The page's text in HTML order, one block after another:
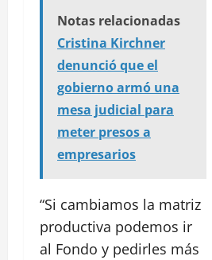
Notas relacionadas
Cristina Kirchner
denunció que el
gobierno armó una
mesa judicial para
meter presos a
empresarios
“Si cambiamos la matriz
productiva podemos ir
al Fondo y pedirles más